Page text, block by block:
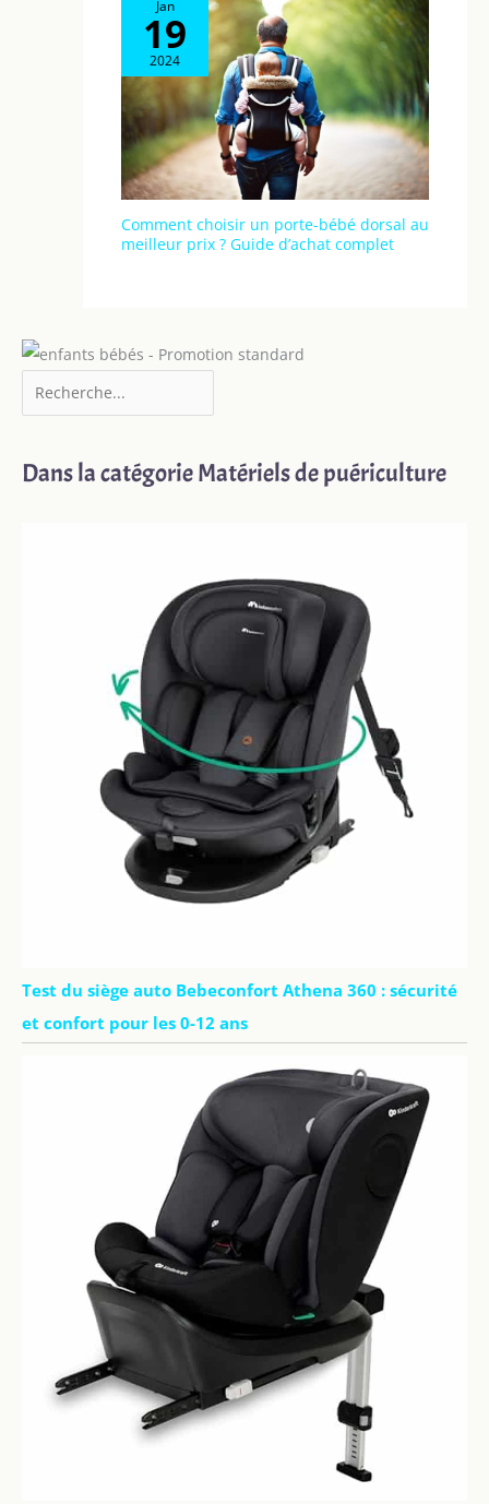
caméra ajustable selon la
distance au bébé.
Consulter le manuel
avant la première
utilisation pour un
réglage optimal
Jan
19
2024
Comment choisir un porte-bébé dorsal au
meilleur prix ? Guide d’achat complet
Dans la catégorie Matériels de puériculture
Test du siège auto Bebeconfort Athena 360 : sécurité
et confort pour les 0-12 ans